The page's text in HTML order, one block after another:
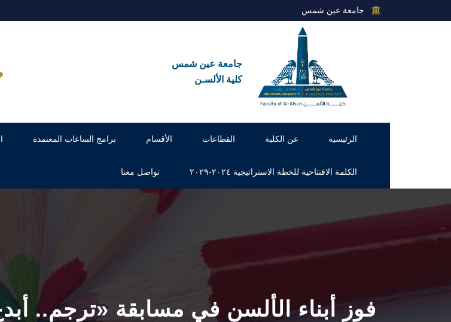
جامعة عين شمس
جامعة عين شمس
كلية الألسـن
الرئيسية عن الكلية القطاعات الأقسام برامج الساعات المعتمدة
الكلمة الافتتاحية للخطة الاستراتيجية ٢٠٢٤-٢٠٢٩ تواصل معنا
فوز أبناء الألسن في مسابقة «ترجم..